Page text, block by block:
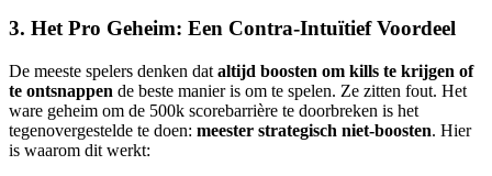
3. Het Pro Geheim: Een Contra-Intuïtief Voordeel
De meeste spelers denken dat altijd boosten om kills te krijgen of
te ontsnappen de beste manier is om te spelen. Ze zitten fout. Het
ware geheim om de 500k scorebarrière te doorbreken is het
tegenovergestelde te doen: meester strategisch niet-boosten. Hier
is waarom dit werkt: